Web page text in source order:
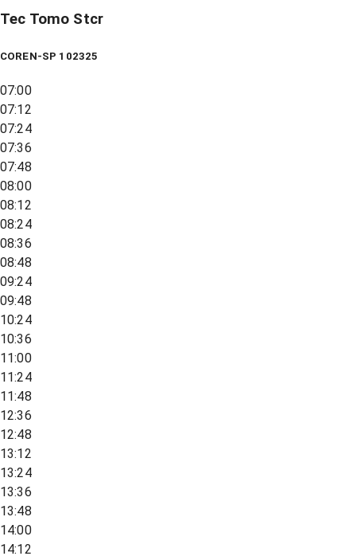
Tec Tomo Stcr
COREN-SP 102325
07:00
07:12
07:24
07:36
07:48
08:00
08:12
08:24
08:36
08:48
09:24
09:48
10:24
10:36
11:00
11:24
11:48
12:36
12:48
13:12
13:24
13:36
13:48
14:00
14:12